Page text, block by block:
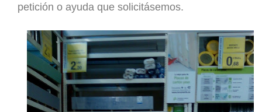
petición o ayuda que solicitásemos.